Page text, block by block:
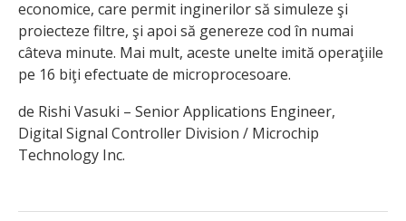
economice, care permit inginerilor să simuleze şi
proiecteze filtre, şi apoi să genereze cod în numai
câteva minute. Mai mult, aceste unelte imită operaţiile
pe 16 biţi efectuate de microprocesoare.
de Rishi Vasuki – Senior Applications Engineer,
Digital Signal Controller Division / Microchip
Technology Inc.